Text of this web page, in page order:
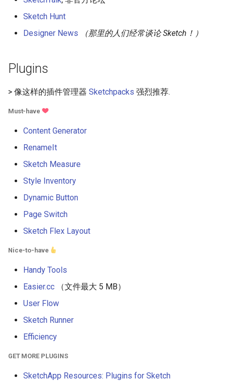
choo
webpack
Browserify
Ant Design
WebGL
Preact
Progressive Enhancement
Next.js
lit-html
Sketch Hunt
Designer News
（那里的人们经常谈论 Sketch！）
Plugins
> 像这样的插件管理器 Sketchpacks 强烈推荐.
Must-have
Content Generator
RenameIt
Sketch Measure
Style Inventory
Dynamic Button
Page Switch
Sketch Flex Layout
Nice-to-have
Handy Tools
Easier.cc （文件最大 5 MB）
User Flow
Sketch Runner
Efficiency
GET MORE PLUGINS
SketchApp Resources: Plugins for Sketch